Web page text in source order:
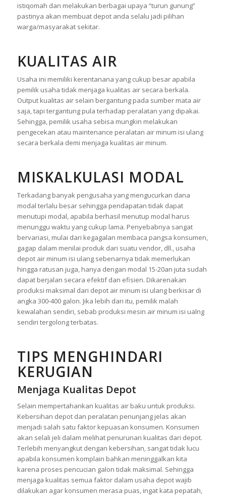
istiqomah dan melakukan berbagai upaya “turun gunung”
pastinya akan membuat depot anda selalu jadi pilihan
warga/masyarakat sekitar.
KUALITAS AIR
Usaha ini memiliki kerentanana yang cukup besar apabila
pemilik usaha tidak menjaga kualitas air secara berkala.
Output kualitas air selain bergantung pada sumber mata air
saja, tapi tergantung pula terhadap peralatan yang dipakai.
Sehingga, pemilik usaha sebisa mungkin melakukan
pengecekan atau maintenance peralatan air minum isi ulang
secara berkala demi menjaga kualitas air minum.
MISKALKULASI MODAL
Terkadang banyak pengusaha yang mengucurkan dana
modal terlalu besar sehingga pendapatan tidak dapat
menutupi modal, apabila berhasil menutup modal harus
menunggu waktu yang cukup lama. Penyebabnya sangat
bervariasi, mulai dari kegagalan membaca pangsa konsumen,
gagap dalam menilai produk dari suatu vendor, dll., usaha
depot air minum isi ulang sebenarnya tidak memerlukan
hingga ratusan juga, hanya dengan modal 15-20an juta sudah
dapat berjalan secara efektif dan efisien. Dikarenakan
produksi maksimal dari depot air minum isi ulang berkisar di
angka 300-400 galon. Jika lebih dari itu, pemilik malah
kewalahan sendiri, sebab produksi mesin air minum isi ualng
sendiri tergolong terbatas.
TIPS MENGHINDARI
KERUGIAN
Menjaga Kualitas Depot
Selain mempertahankan kualitas air baku untuk produksi.
Kebersihan depot dan peralatan penunjang jelas akan
menjadi salah satu faktor kepuasan konsumen. Konsumen
akan selali jeli dalam melihat penurunan kualitas dari depot.
Terlebih menyangkut dengan kebersihan, sangat tidak lucu
apabila konsumen komplain bahkan meninggalkan kita
karena proses pencucian galon tidak maksimal. Sehingga
menjaga kualitas semua faktor dalam usaha depot wajib
dilakukan agar konsumen merasa puas, ingat kata pepatah,